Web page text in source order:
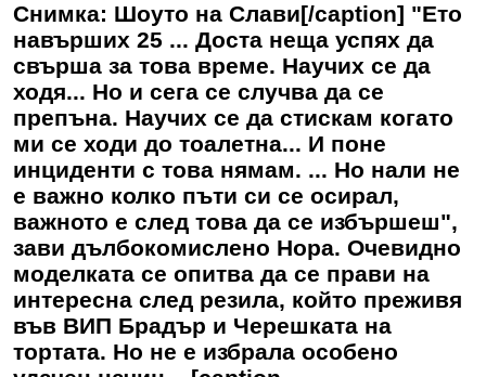
Снимка: Шоуто на Слави[/caption] "Ето
навърших 25 ... Доста неща успях да
свърша за това време. Научих се да
ходя... Но и сега се случва да се
препъна. Научих се да стискам когато
ми се ходи до тоалетна... И поне
инциденти с това нямам. ... Но нали не
е важно колко пъти си се осирал,
важното е след това да се избършеш",
зави дълбокомислено Нора. Очевидно
моделката се опитва да се прави на
интересна след резила, който преживя
във ВИП Брадър и Черешката на
тортата. Но не е избрала особено